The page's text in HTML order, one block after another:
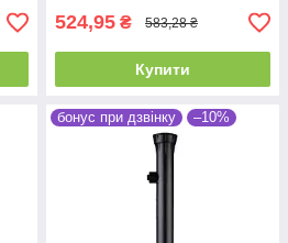
524,95 ₴ 583,28 ₴
Купити
бонус при дзвінку –10%